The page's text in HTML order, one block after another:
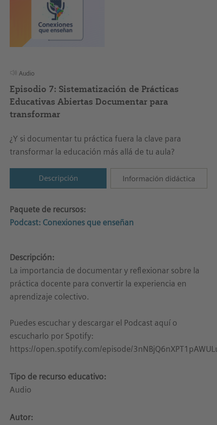
Audio
Episodio 7: Sistematización de Prácticas
Educativas Abiertas Documentar para
transformar
¿Y si documentar tu práctica fuera la clave para
transformar la educación más allá de tu aula?
Descripción Información didáctica
Paquete de recursos:
Podcast: Conexiones que enseñan
Descripción:
La importancia de documentar y reflexionar sobre la
práctica docente para convertir la experiencia en
aprendizaje colectivo.
Puedes escuchar y descargar el Podcast aquí o
escucharlo por Spotify:
https://open.spotify.com/episode/
Tipo de recurso educativo:
Audio
Autor: